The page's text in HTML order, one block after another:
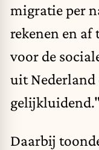
migratie per
rekenen en af
voor de
uit Nederland
gelijkluidend."
Daarbij